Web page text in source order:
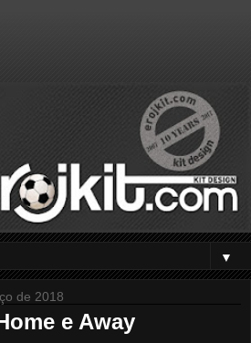
▼
de 2018
e Away